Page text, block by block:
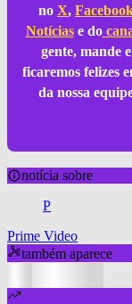
no X,
Notíciase do
gente, mande
ficaremos felizes
da nossa
notícia sobre
P
Prime Video
também aparece